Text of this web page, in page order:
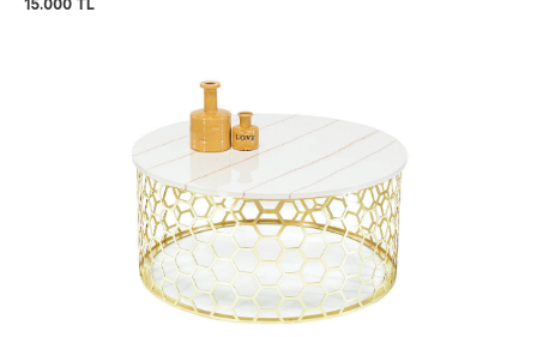
15.000 TL